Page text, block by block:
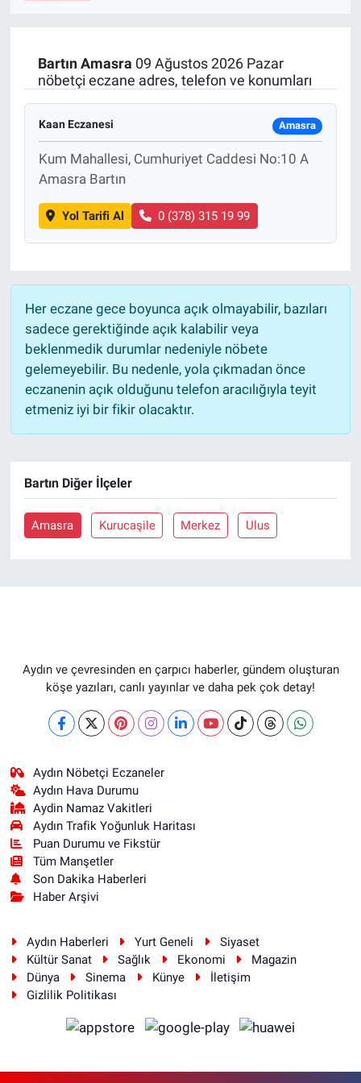
Bartın Amasra 09 Ağustos 2026 Pazar
nöbetçi eczane adres, telefon ve konumları
Kaan Eczanesi Amasra
Kum Mahallesi, Cumhuriyet Caddesi No:10 A
Amasra Bartın
Yol Tarifi Al 0 (378) 315 19 99
Her eczane gece boyunca açık olmayabilir, bazıları
sadece gerektiğinde açık kalabilir veya
beklenmedik durumlar nedeniyle nöbete
gelemeyebilir. Bu nedenle, yola çıkmadan önce
eczanenin açık olduğunu telefon aracılığıyla teyit
etmeniz iyi bir fikir olacaktır.
Bartın Diğer İlçeler
Amasra Kurucaşile Merkez Ulus
Aydın ve çevresinden en çarpıcı haberler, gündem oluşturan
köşe yazıları, canlı yayınlar ve daha pek çok detay!
Aydın Nöbetçi Eczaneler
Aydın Hava Durumu
Aydin Namaz Vakitleri
Aydın Trafik Yoğunluk Haritası
Puan Durumu ve Fikstür
Tüm Manşetler
Son Dakika Haberleri
Haber Arşivi
Aydın Haberleri Yurt Geneli
Siyaset
Kültür Sanat
Sağlık Ekonomi
Magazin
Dünya
Sinema Künye
İletişim
Gizlilik Politikası
RESMİ İLANLAR